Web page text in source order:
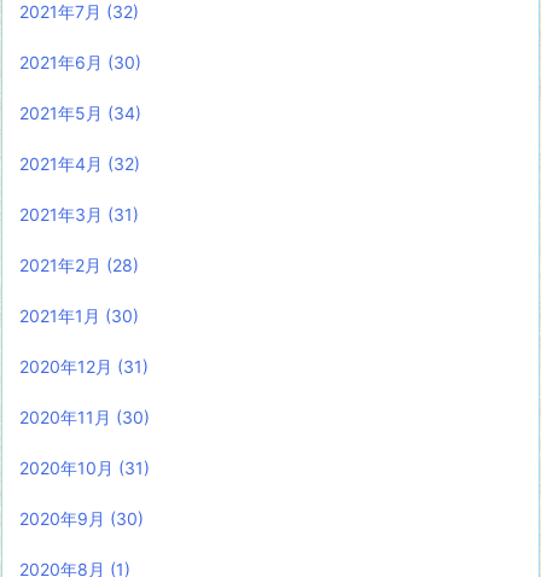
2021年7月 (32)
2021年6月 (30)
2021年5月 (34)
2021年4月 (32)
2021年3月 (31)
2021年2月 (28)
2021年1月 (30)
2020年12月 (31)
2020年11月 (30)
2020年10月 (31)
2020年9月 (30)
2020年8月 (1)